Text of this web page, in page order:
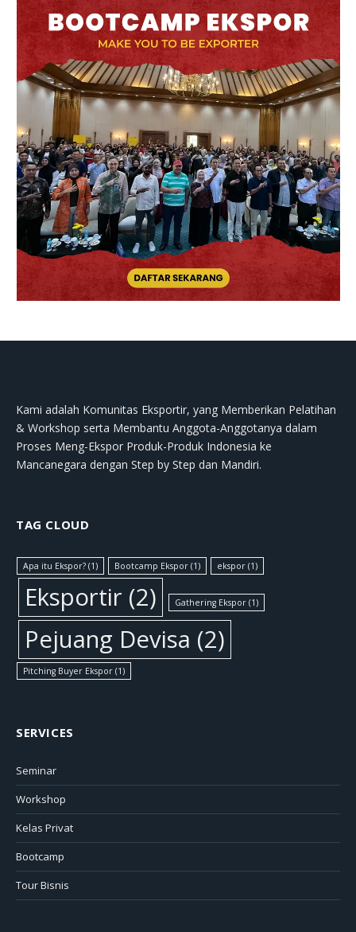
Kami adalah Komunitas Eksportir, yang Memberikan Pelatihan
& Workshop serta Membantu Anggota-Anggotanya dalam
Proses Meng-Ekspor Produk-Produk Indonesia ke
Mancanegara dengan Step by Step dan Mandiri.
TAG CLOUD
Apa itu Ekspor? (1) Bootcamp Ekspor (1) ekspor (1)
Eksportir (2) Gathering Ekspor(1)
Pejuang Devisa (2)
Pitching Buyer Ekspor (1)
SERVICES
Seminar
Workshop
Kelas Privat
Bootcamp
Tour Bisnis